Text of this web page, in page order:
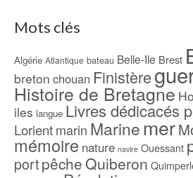
Mots clés
Algérie Atlantique bateau Belle-Ile Brest
breton chouan Finistère
Histoire de Bretagne
iles langue Livres dédicacés
Lorientmarin Marine mer
mémoire nature navire Ouessant
portpêcheQuiberon